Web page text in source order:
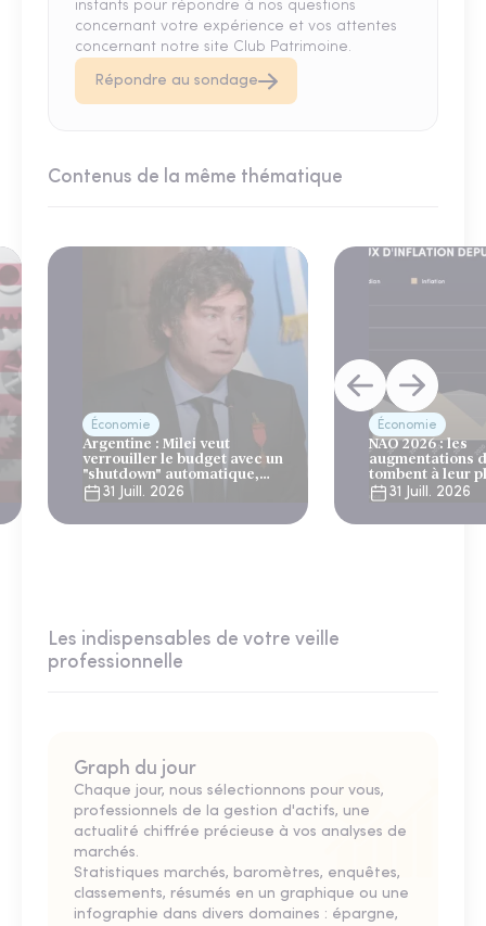
instants pour répondre à nos questions
concernant votre expérience et vos attentes
concernant notre site Club Patrimoine.
Répondre au sondage
Contenus de la même thématique
Économie
Argentine : Milei veut
verrouiller le budget avec un
"shutdown" automatique,
sous le regard bienveillant
du FMI
31 Juill. 2026
Économie
NAO 2026 : les
augmentations
tombent à leur
niveau depuis 4
31 Juill. 2026
Les indispensables de votre veille
professionnelle
Graph du jour
Chaque jour, nous sélectionnons pour vous,
professionnels de la gestion d'actifs, une
actualité chiffrée précieuse à vos analyses de
marchés.
Statistiques marchés, baromètres, enquêtes,
classements, résumés en un graphique ou une
infographie dans divers domaines : épargne,